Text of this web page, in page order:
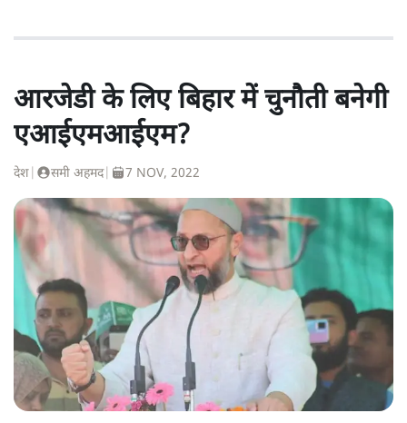
आरजेडी के लिए बिहार में चुनौती बनेगी
एआईएमआईएम?
देश समी अहमद| 7 NOV, 2022